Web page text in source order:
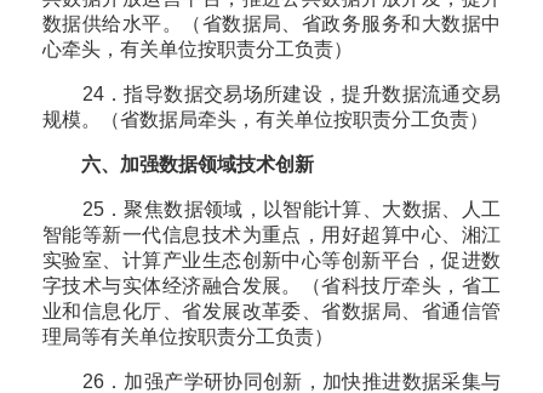
数据供给水平。（省数据局、省政务服务和大数据中
心牵头，有关单位按职责分工负责）
24．指导数据交易场所建设，提升数据流通交易
规模。（省数据局牵头，有关单位按职责分工负责）
六、加强数据领域技术创新
25．聚焦数据领域，以智能计算、大数据、人工
智能等新一代信息技术为重点，用好超算中心、湘江
实验室、计算产业生态创新中心等创新平台，促进数
字技术与实体经济融合发展。（省科技厅牵头，省工
业和信息化厅、省发展改革委、省数据局、省通信管
理局等有关单位按职责分工负责）
26．加强产学研协同创新，加快推进数据采集与